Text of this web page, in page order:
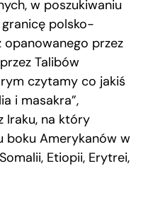
w poszukiwaniu
granicę polsko-
opanowanego przez
Talibów
czytamy co jakiś
i masakra”,
Iraku, na który
boku Amerykanów w
Etiopii, Erytrei,